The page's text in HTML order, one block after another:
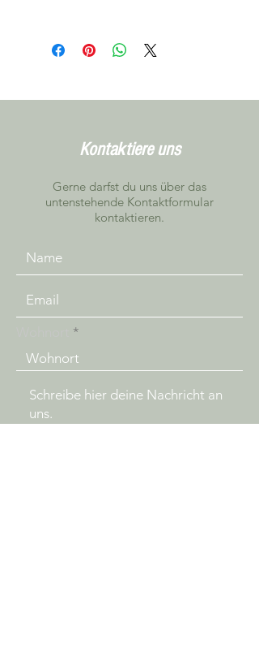
können, gegen Voranmeldung,
unverbindlich in Niederbipp getestet
Kontaktiere uns
Gerne darfst du uns über das
untenstehende Kontaktformular
kontaktieren.